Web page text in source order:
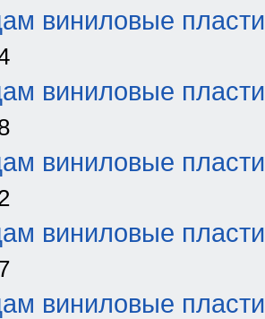
виниловые
виниловые
виниловые
виниловые
виниловые